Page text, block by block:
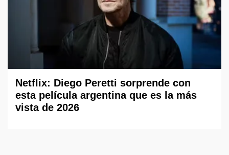
Netflix: Diego Peretti sorprende con
esta película argentina que es la más
vista de 2026